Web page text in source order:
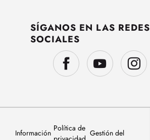
SÍGANOS EN LAS REDES
SOCIALES
Información
Política de
Gestión del